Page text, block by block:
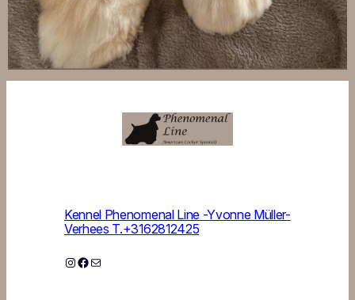
Kennel Phenomenal Line -Yvonne Müller-
Verhees T.+3162812425
Instagram
Facebook
E-mail